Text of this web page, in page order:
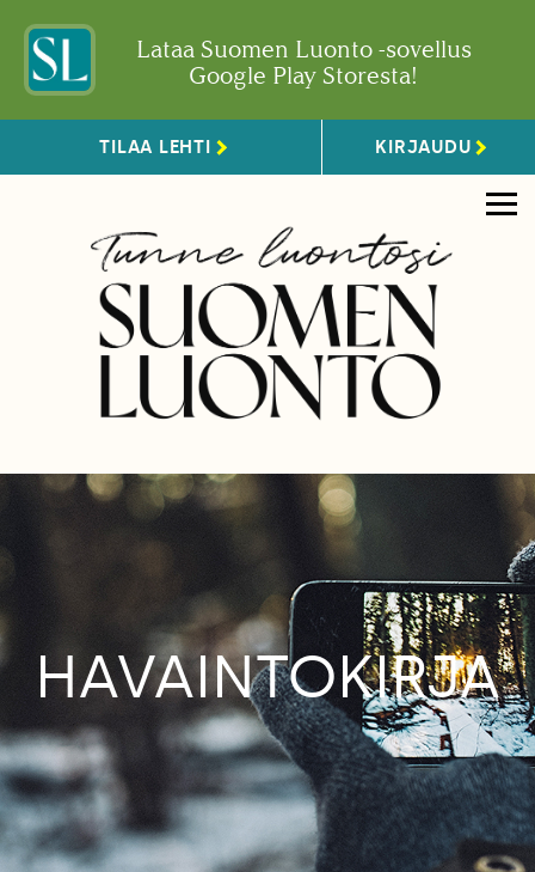
Lataa Suomen Luonto -sovellus
Google Play Storesta!
TILAA LEHTI KIRJAUDU
HAVAINTOKIRJA